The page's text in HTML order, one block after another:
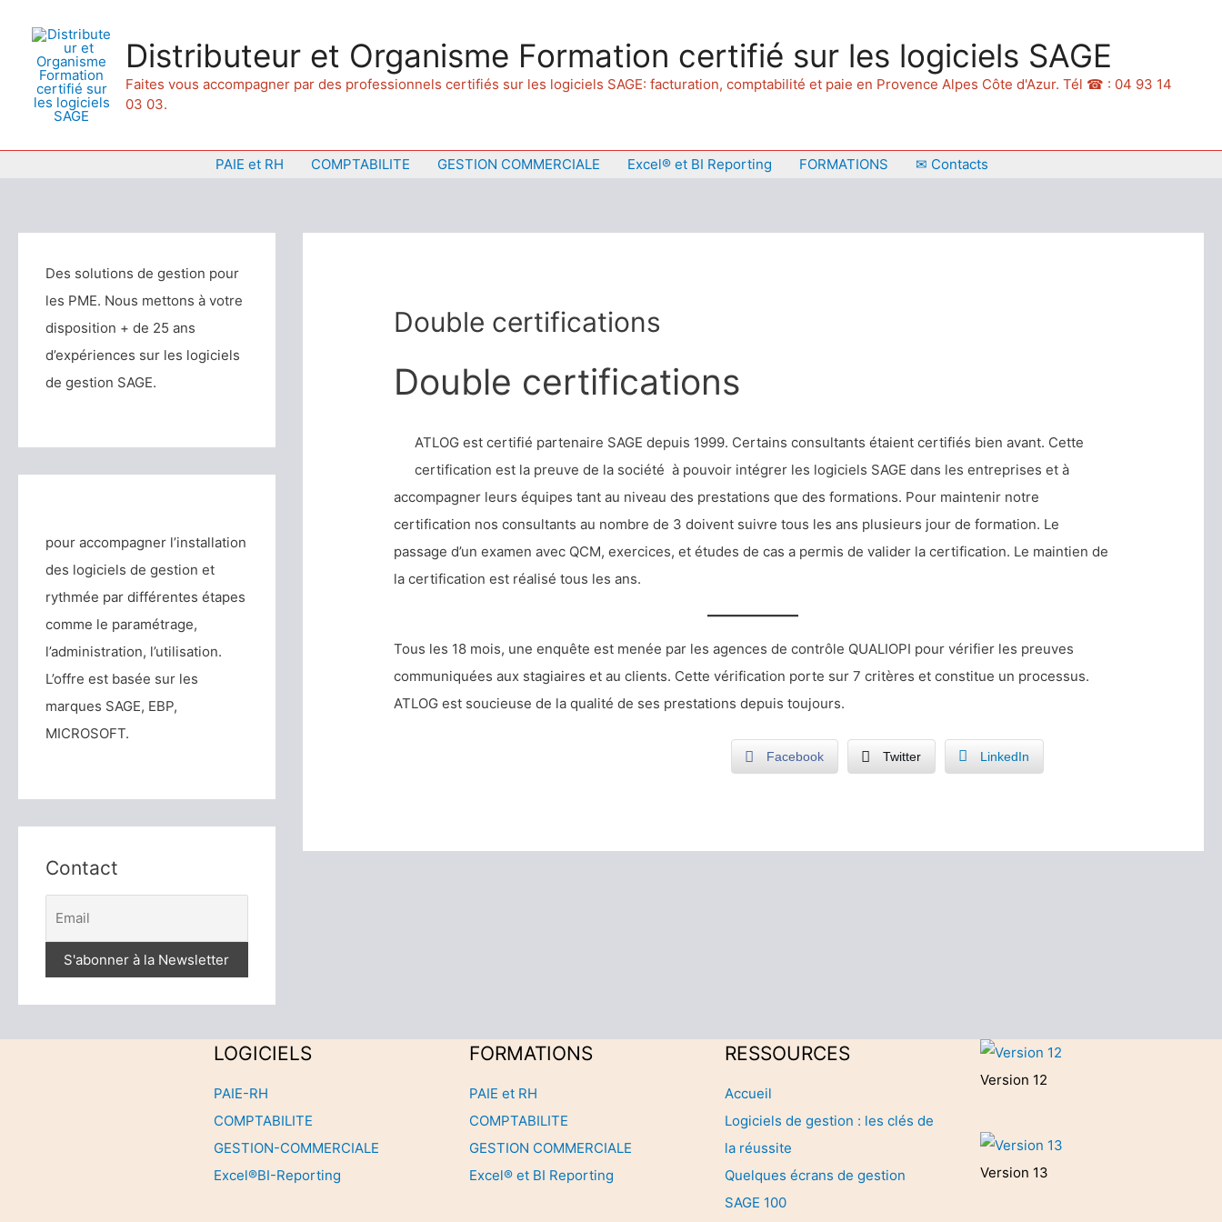
contenu
Distributeur et Organisme Formation certifié sur les logiciels SAGE
Faites vous accompagner par des professionnels certifiés sur les logiciels SAGE: facturation, comptabilité et paie en Provence Alpes Côte d'Azur. Tél ☎ : 04 93 14
03 03.
PAIE et RH COMPTABILITE GESTION COMMERCIALE Excel® et BI Reporting FORMATIONS ✉ Contacts
Des solutions de gestion pour
les PME. Nous mettons à votre
disposition + de 25 ans
d’expériences sur les logiciels
de gestion SAGE.
pour accompagner l’installation
des logiciels de gestion et
rythmée par différentes étapes
comme le paramétrage,
l’administration, l’utilisation.
L’offre est basée sur les
marques SAGE, EBP,
MICROSOFT.
Contact
Double certifications
Double certifications
ATLOG est certifié partenaire SAGE depuis 1999. Certains consultants étaient certifiés bien avant. Cette
certification est la preuve de la société à pouvoir intégrer les logiciels SAGE dans les entreprises et à
accompagner leurs équipes tant au niveau des prestations que des formations. Pour maintenir notre
certification nos consultants au nombre de 3 doivent suivre tous les ans plusieurs jour de formation. Le
passage d’un examen avec QCM, exercices, et études de cas a permis de valider la certification. Le maintien de
la certification est réalisé tous les ans.
Tous les 18 mois, une enquête est menée par les agences de contrôle QUALIOPI pour vérifier les preuves
communiquées aux stagiaires et au clients. Cette vérification porte sur 7 critères et constitue un processus.
ATLOG est soucieuse de la qualité de ses prestations depuis toujours.
Facebook Twitter LinkedIn
LOGICIELS
PAIE-RH
COMPTABILITE
GESTION-COMMERCIALE
Excel®BI-Reporting
FORMATIONS
PAIE et RH
COMPTABILITE
GESTION COMMERCIALE
Excel® et BI Reporting
RESSOURCES
Accueil
Logiciels de gestion : les clés de
la réussite
Quelques écrans de gestion
SAGE 100
Version 12
Version 13